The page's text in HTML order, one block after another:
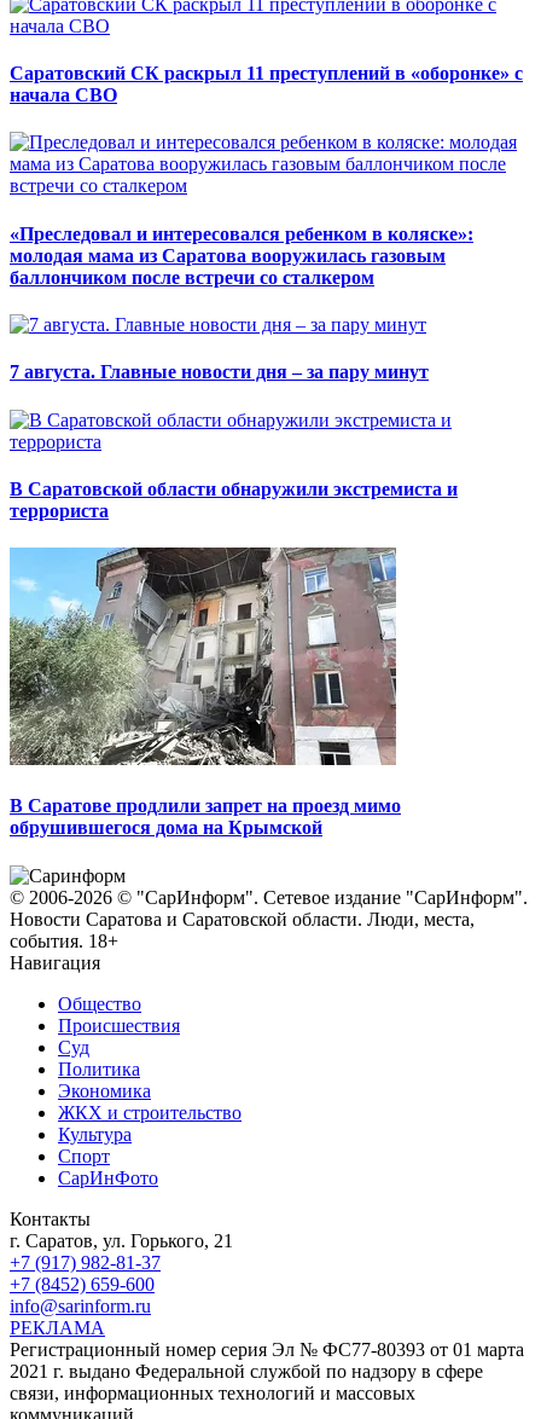
Саратовский СК раскрыл 11 преступлений в «оборонке» с
начала СВО
«Преследовал и интересовался ребенком в коляске»:
молодая мама из Саратова вооружилась газовым
баллончиком после встречи со сталкером
7 августа. Главные новости дня – за пару минут
В Саратовской области обнаружили экстремиста и
террориста
В Саратове продлили запрет на проезд мимо
обрушившегося дома на Крымской
© 2006-2026 © "СарИнформ". Сетевое издание "СарИнформ".
Новости Саратова и Саратовской области. Люди, места,
события. 18+
Навигация
Общество
Происшествия
Суд
Политика
Экономика
ЖКХ и строительство
Культура
Спорт
СарИнФото
Контакты
г. Саратов, ул. Горького, 21
+7 (917) 982-81-37
+7 (8452) 659-600
info@sarinform.ru
РЕКЛАМА
Регистрационный номер серия Эл № ФС77-80393 от 01 марта
2021 г. выдано Федеральной службой по надзору в сфере
связи, информационных технологий и массовых
коммуникаций.